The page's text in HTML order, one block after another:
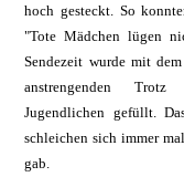
hoch gesteckt. So
"Tote Mädchen lügen
Sendezeit wurde mit
anstrengenden
Jugendlichen gefüllt.
schleichen sich immer
gab.